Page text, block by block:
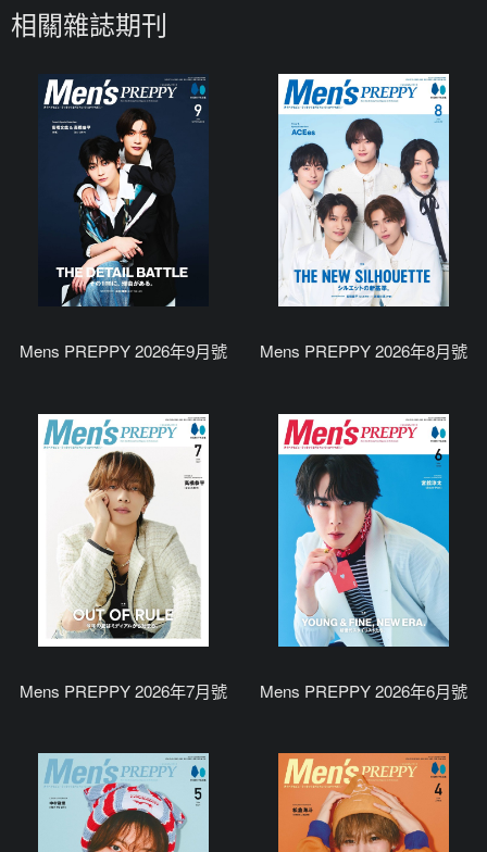
相關雜誌期刊
Mens PREPPY 2026年9月號 Mens PREPPY 2026年8月號
Mens PREPPY 2026年7月號 Mens PREPPY 2026年6月號